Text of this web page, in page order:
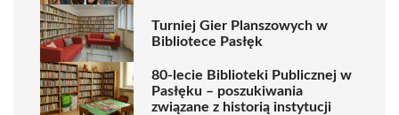
Turniej Gier Planszowych w
Bibliotece Pasłęk
80-lecie Biblioteki Publicznej w
Pasłęku – poszukiwania
związane z historią instytucji